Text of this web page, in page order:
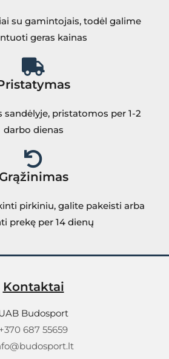
su gamintojais, todėl galime
geras kainas
sandėlyje, pristatomos per 1-2
darbo dienas
Grąžinimas
pirkiniu, galite pakeisti arba
prekę per 14 dienų
Kontaktai
Budosport
+370 687 55659